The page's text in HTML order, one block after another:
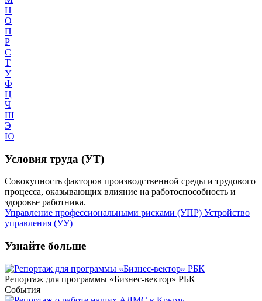
Н
О
П
Р
С
Т
У
Ф
Ц
Ч
Ш
Э
Ю
Условия труда (УТ)
Совокупность факторов производственной среды и трудового
процесса, оказывающих влияние на работоспособность и
здоровье работника.
Управление профессиональными рисками (УПР) Устройство
управления (УУ)
Узнайте больше
Репортаж для программы «Бизнес-вектор» РБК
События